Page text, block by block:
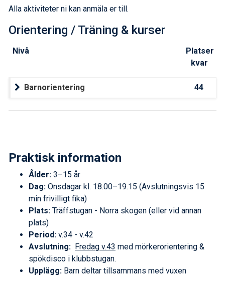
Alla aktiviteter ni kan anmäla er till.
Orientering / Träning & kurser
Nivå
Platser
kvar
Barnorientering 44
Praktisk information
Ålder: 3–15 år
Dag: Onsdagar kl. 18.00–19.15 (Avslutningsvis 15
min frivilligt fika)
Plats: Träffstugan - Norra skogen (eller vid annan
plats)
Period: v.34 - v.42
Avslutning: Fredag v.43 med mörkerorientering &
spökdisco i klubbstugan.
Upplägg: Barn deltar tillsammans med vuxen